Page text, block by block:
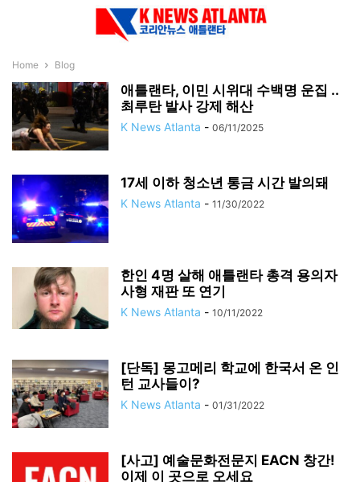
Home Blog
애틀랜타, 이민 시위대 수백명 운집 ..
최루탄 발사 강제 해산
K News Atlanta - 06/11/2025
17세 이하 청소년 통금 시간 발의돼
K News Atlanta - 11/30/2022
한인 4명 살해 애틀랜타 총격 용의자
사형 재판 또 연기
K News Atlanta - 10/11/2022
[단독] 몽고메리 학교에 한국서 온 인
턴 교사들이?
K News Atlanta - 01/31/2022
[사고] 예술문화전문지 EACN 창간!
이제 이 곳으로 오세요